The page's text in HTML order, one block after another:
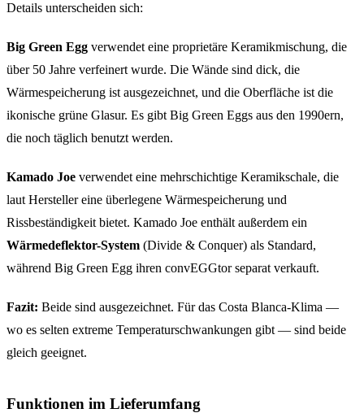
Details unterscheiden sich:
Big Green Egg verwendet eine proprietäre Keramikmischung, die
über 50 Jahre verfeinert wurde. Die Wände sind dick, die
Wärmespeicherung ist ausgezeichnet, und die Oberfläche ist die
ikonische grüne Glasur. Es gibt Big Green Eggs aus den 1990ern,
die noch täglich benutzt werden.
Kamado Joe verwendet eine mehrschichtige Keramikschale, die
laut Hersteller eine überlegene Wärmespeicherung und
Rissbeständigkeit bietet. Kamado Joe enthält außerdem ein
Wärmedeflektor-System (Divide & Conquer) als Standard,
während Big Green Egg ihren convEGGtor separat verkauft.
Fazit: Beide sind ausgezeichnet. Für das Costa Blanca-Klima —
wo es selten extreme Temperaturschwankungen gibt — sind beide
gleich geeignet.
Funktionen im Lieferumfang